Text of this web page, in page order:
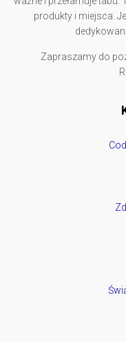
produkty i miejsca.
Zapraszamy do